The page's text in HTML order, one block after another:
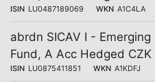
ISIN LU0487189069 WKN A1C4LA
abrdn SICAV I -
Fund, A Acc Hedged CZK
ISIN LU0875411851 WKN A1KDFJ